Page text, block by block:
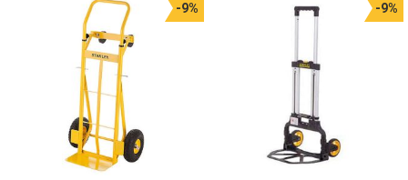
-9% -9%